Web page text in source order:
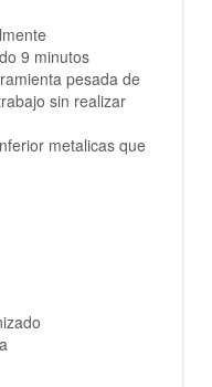
9 minutos
pesada de
sin realizar
metalicas que